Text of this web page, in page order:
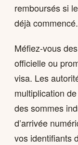
remboursés si
déjà commencé.
Méfiez-vous
officielle ou
visa. Les
multiplication
des sommes
d’arrivée
vos identifiants